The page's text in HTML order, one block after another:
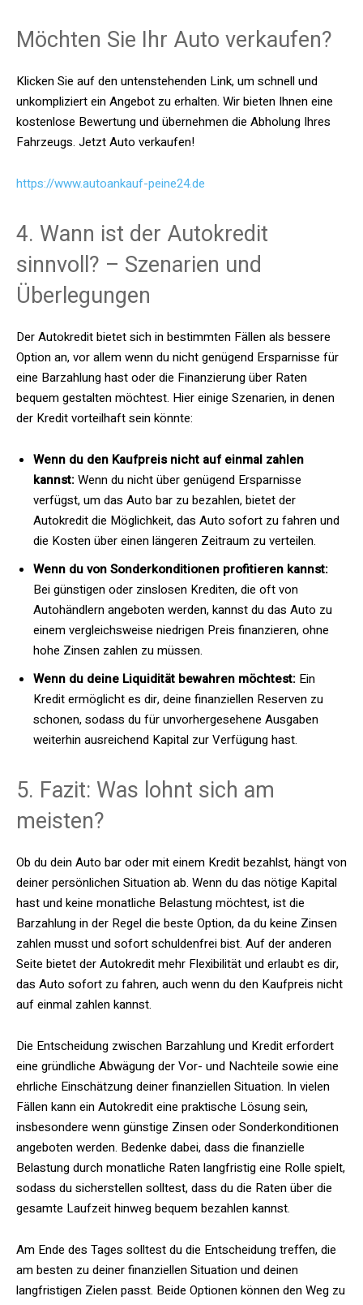
Möchten Sie Ihr Auto verkaufen?
Klicken Sie auf den untenstehenden Link, um schnell und
unkompliziert ein Angebot zu erhalten. Wir bieten Ihnen eine
kostenlose Bewertung und übernehmen die Abholung Ihres
Fahrzeugs. Jetzt Auto verkaufen!
https://www.autoankauf-peine24.de
4. Wann ist der Autokredit
sinnvoll? – Szenarien und
Überlegungen
Der Autokredit bietet sich in bestimmten Fällen als bessere
Option an, vor allem wenn du nicht genügend Ersparnisse für
eine Barzahlung hast oder die Finanzierung über Raten
bequem gestalten möchtest. Hier einige Szenarien, in denen
der Kredit vorteilhaft sein könnte:
Wenn du den Kaufpreis nicht auf einmal zahlen
kannst:Wenn du nicht über genügend Ersparnisse
verfügst, um das Auto bar zu bezahlen, bietet der
Autokredit die Möglichkeit, das Auto sofort zu fahren und
die Kosten über einen längeren Zeitraum zu verteilen.
Wenn du von Sonderkonditionen profitieren kannst:
Bei günstigen oder zinslosen Krediten, die oft von
Autohändlern angeboten werden, kannst du das Auto zu
einem vergleichsweise niedrigen Preis finanzieren, ohne
hohe Zinsen zahlen zu müssen.
Wenn du deine Liquidität bewahren möchtest: Ein
Kredit ermöglicht es dir, deine finanziellen Reserven zu
schonen, sodass du für unvorhergesehene Ausgaben
weiterhin ausreichend Kapital zur Verfügung hast.
5. Fazit: Was lohnt sich am
meisten?
Ob du dein Auto bar oder mit einem Kredit bezahlst, hängt von
deiner persönlichen Situation ab. Wenn du das nötige Kapital
hast und keine monatliche Belastung möchtest, ist die
Barzahlung in der Regel die beste Option, da du keine Zinsen
zahlen musst und sofort schuldenfrei bist. Auf der anderen
Seite bietet der Autokredit mehr Flexibilität und erlaubt es dir,
das Auto sofort zu fahren, auch wenn du den Kaufpreis nicht
auf einmal zahlen kannst.
Die Entscheidung zwischen Barzahlung und Kredit erfordert
eine gründliche Abwägung der Vor- und Nachteile sowie eine
ehrliche Einschätzung deiner finanziellen Situation. In vielen
Fällen kann ein Autokredit eine praktische Lösung sein,
insbesondere wenn günstige Zinsen oder Sonderkonditionen
angeboten werden. Bedenke dabei, dass die finanzielle
Belastung durch monatliche Raten langfristig eine Rolle spielt,
sodass du sicherstellen solltest, dass du die Raten über die
gesamte Laufzeit hinweg bequem bezahlen kannst.
Am Ende des Tages solltest du die Entscheidung treffen, die
am besten zu deiner finanziellen Situation und deinen
langfristigen Zielen passt. Beide Optionen können den Weg zu